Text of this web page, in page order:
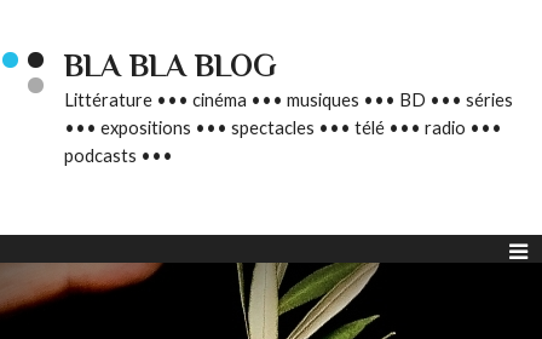
BLA BLA BLOG
Littérature ••• cinéma ••• musiques ••• BD ••• séries
••• expositions ••• spectacles ••• télé ••• radio •••
podcasts •••